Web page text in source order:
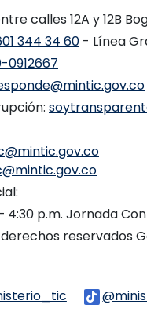
calles 12A y 12B
344 34 60 - Línea
0912667
4:30 p.m. Jornada
reservados
Logo